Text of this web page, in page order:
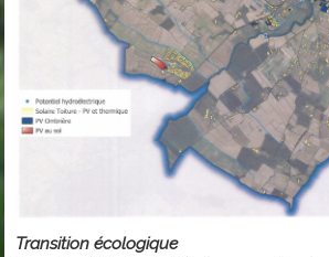
Transition écologique